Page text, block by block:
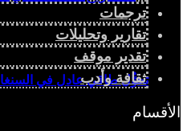
تحوُّل طاقي عادل في
ترجمات
تقارير وتحليلات
تقدير موقف
ثقافة وأدب
الأقسام